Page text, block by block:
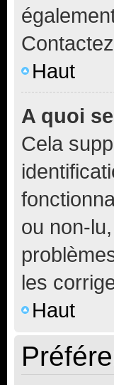
Haut
A quoi
Cela
ou non-
les
Haut